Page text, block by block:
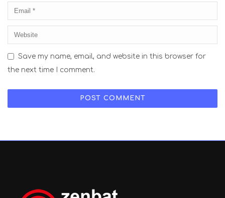
Save my name, email, and website in this browser for
the next time I comment.